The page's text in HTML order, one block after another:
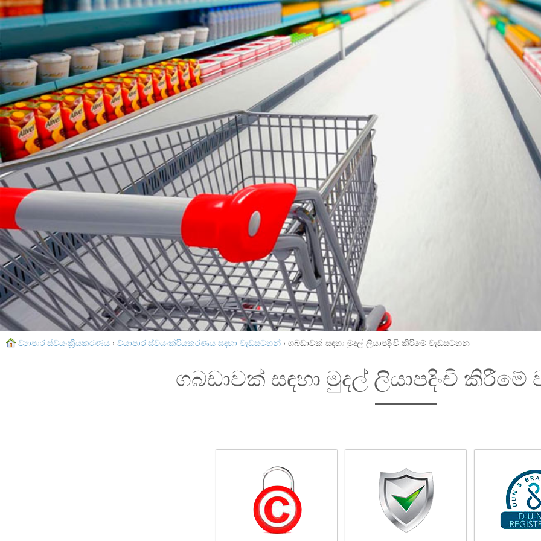
ව්‍යාපාර ස්වයංක්‍රීයකරණය › ව්යාපාර ස්වයංක්රීයකරණය සඳහා වැඩසටහන් › ගබඩාවක් සඳහා මුදල් ලියාපදිංචි කිරීමේ වැඩසටහන
ගබඩාවක් සඳහා මුදල් ලියාපදිංචි